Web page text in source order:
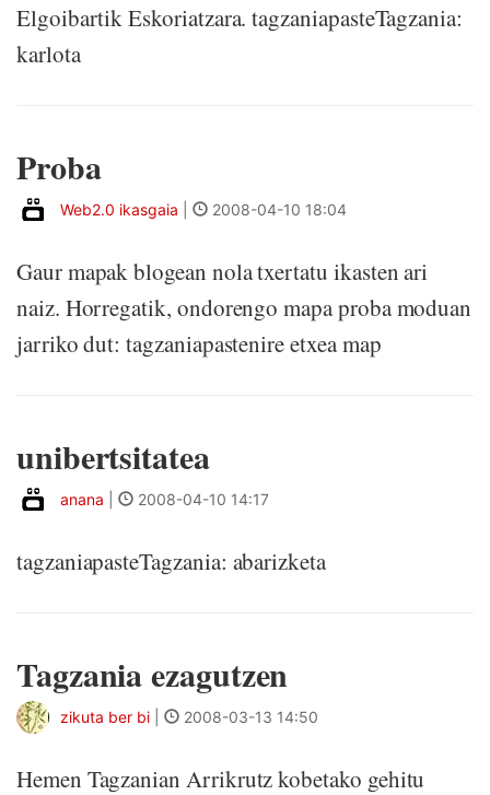
Elgoibartik Eskoriatzara. tagzaniapasteTagzania:
karlota
Proba
Web2.0 ikasgaia 2008-04-10 18:04
Gaur mapak blogean nola txertatu ikasten ari
naiz. Horregatik, ondorengo mapa proba moduan
jarriko dut: tagzaniapastenire etxea map
unibertsitatea
anana 2008-04-10 14:17
tagzaniapasteTagzania: abarizketa
Tagzania ezagutzen
zikuta ber bi 2008-03-13 14:50
Hemen Tagzanian Arrikrutz kobetako gehitu